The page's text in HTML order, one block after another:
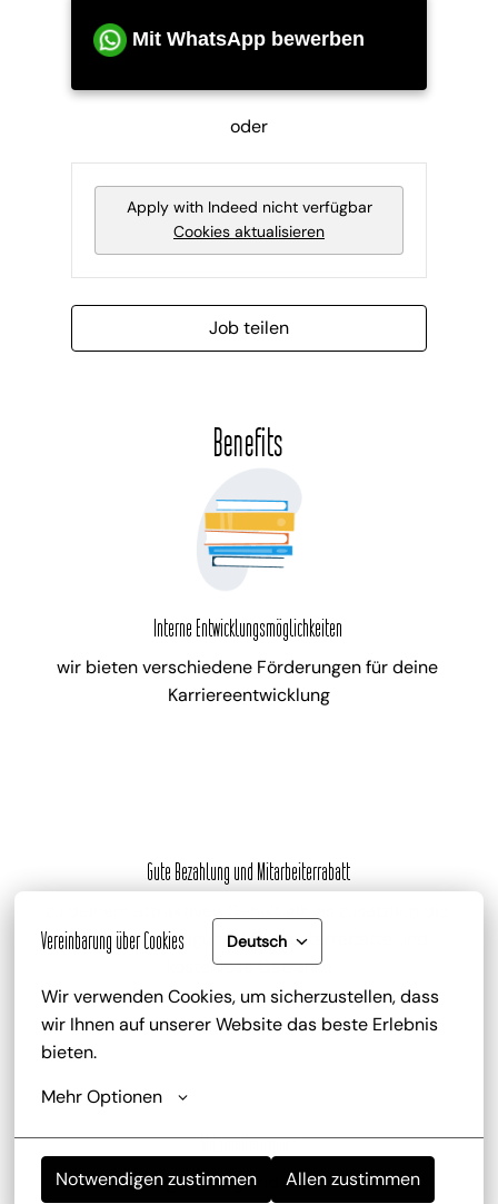
Vereinbarung über Cookies Deutsch
Wir verwenden Cookies, um sicherzustellen, dass
wir Ihnen auf unserer Website das beste Erlebnis
bieten.
Mehr Optionen
Notwendigen zustimmen Allen zustimmen
Mit WhatsApp bewerben
oder
Apply with Indeed nicht verfügbar
Cookies aktualisieren
Job teilen
Benefits
Interne Entwicklungsmöglichkeiten
wir bieten verschiedene Förderungen für deine
Karriereentwicklung
Gute Bezahlung und Mitarbeiterrabatt
Trinkgeldbeteiligung, Mitarbeiterrabatte und
kostenlose Getränke
Mitarbeiterevents
wir haben regelmäßig und mehrmals im Jahr